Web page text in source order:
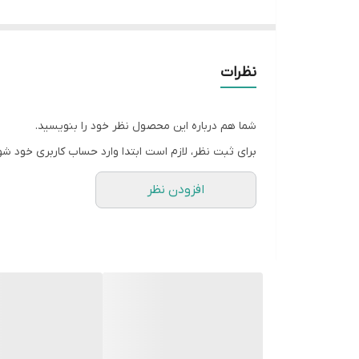
قالب ها به صورت فروشگاهی موجود نیستن و بعد از
زمان آماده سازی ۴روز هست و بعد از اون ارسال میشه براتون
نظرات
شما هم درباره این محصول نظر خود را بنویسید.
برای ثبت نظر، لازم است ابتدا وارد حساب کاربری خود
افزودن نظر